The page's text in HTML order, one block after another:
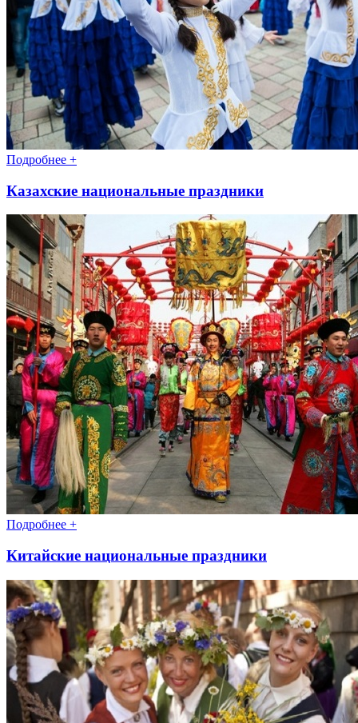
Подробнее +
Казахские национальные праздники
Подробнее +
Китайские национальные праздники